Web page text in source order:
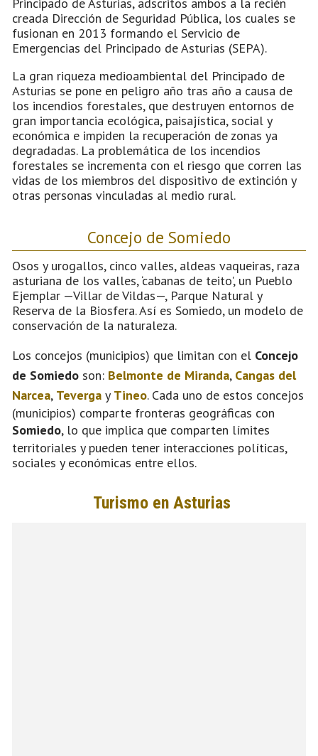
creada Dirección de Seguridad Pública, los cuales se
fusionan en 2013 formando el Servicio de
Emergencias del Principado de Asturias (SEPA).
La gran riqueza medioambiental del Principado de
Asturias se pone en peligro año tras año a causa de
los incendios forestales, que destruyen entornos de
gran importancia ecológica, paisajística, social y
económica e impiden la recuperación de zonas ya
degradadas. La problemática de los incendios
forestales se incrementa con el riesgo que corren las
vidas de los miembros del dispositivo de extinción y
otras personas vinculadas al medio rural.
Concejo de Somiedo
Osos y urogallos, cinco valles, aldeas vaqueiras, raza
asturiana de los valles, ‘cabanas de teito', un Pueblo
Ejemplar —Villar de Vildas—, Parque Natural y
Reserva de la Biosfera. Así es Somiedo, un modelo de
conservación de la naturaleza.
Los concejos (municipios) que limitan con el Concejo
de Somiedo son: Belmonte de Miranda, Cangas del
Narcea, Teverga y Tineo. Cada uno de estos concejos
(municipios) comparte fronteras geográficas con
Somiedo, lo que implica que comparten límites
territoriales y pueden tener interacciones políticas,
sociales y económicas entre ellos.